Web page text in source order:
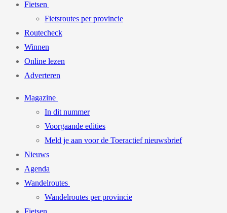
Fietsen
Fietsroutes per provincie
Routecheck
Winnen
Online lezen
Adverteren
Magazine
In dit nummer
Voorgaande edities
Meld je aan voor de Toeractief nieuwsbrief
Nieuws
Agenda
Wandelroutes
Wandelroutes per provincie
Fietsen